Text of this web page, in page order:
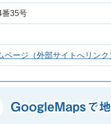
番35号
ページ（外部サイトへリンク